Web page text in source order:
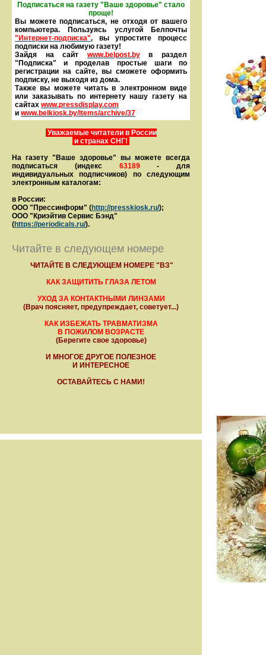
Подписаться на газету "Ваше здоровье" стало
проще!
Вы можете подписаться, не отходя от вашего
компьютера. Пользуясь услугой Белпочты
"Интернет-подписка", вы упростите процесс
подписки на любимую газету!
Зайдя на сайт www.belpost.by
в раздел
"Подписка" и проделав простые шаги по
регистрации на сайте, вы сможете оформить
под­писку, не выходя из дома.
Также вы можете читать в элек­тронном виде
или заказывать по интернету нашу газету на
сайтах www.pressdisplay.com
и www.belkiosk.by/items/archive/37
Уважаемые читатели в России
и странах СНГ!
На газету "Ваше здоровье" вы можете всегда
подписаться (индекс 63189- для
индивидуальных подписчиков) по следующим
электронным каталогам:
в России:
ООО "Прессинформ" (http://presskiosk.ru/);
ООО "Криэйтив Сервис Бэнд"
(https://periodicals.ru/).
Читайте в следующем номере
ЧИТАЙТЕ В СЛЕДУЮЩЕМ НОМЕРЕ "ВЗ"
КАК ЗАЩИТИТЬ ГЛАЗА ЛЕТОМ
УХОД ЗА КОНТАКТНЫМИ ЛИНЗАМИ
(Врач поясняет, предупреждает, советует...)
КАК ИЗБЕЖАТЬ ТРАВМАТИЗМА
В ПОЖИЛОМ ВОЗРАСТЕ
(Берегите свое здоровье)
И МНОГОЕ ДРУГОЕ ПОЛЕЗНОЕ
И ИНТЕРЕСНОЕ
ОСТАВАЙТЕСЬ С НАМИ!